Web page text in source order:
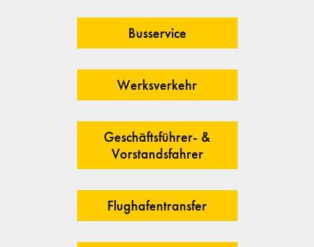
Busservice
Werksverkehr
Geschäftsführer- &
Vorstandsfahrer
Flughafentransfer